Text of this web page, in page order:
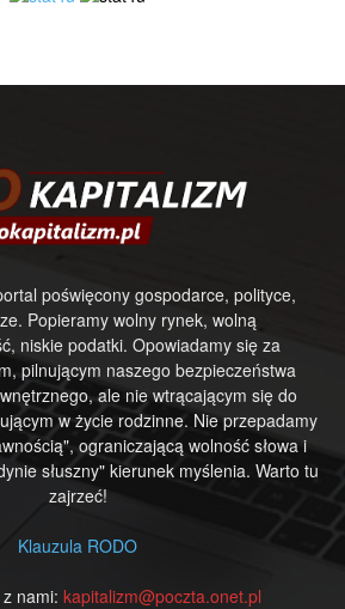
poświęcony gospodarce, polityce,
Popieramy wolny rynek, wolną
niskie podatki. Opowiadamy się za
pilnującym naszego bezpieczeństwa
ale nie wtrącającym się do
w życie rodzinne. Nie przepadamy
ograniczającą wolność słowa i
słuszny" kierunek myślenia. Warto tu
zajrzeć!
Klauzula RODO
nami: kapitalizm@poczta.onet.pl